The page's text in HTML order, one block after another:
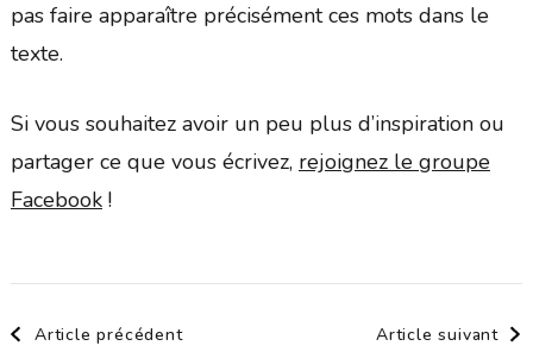
pas faire apparaître précisément ces mots dans le
texte.
Si vous souhaitez avoir un peu plus d’inspiration ou
partager ce que vous écrivez, rejoignez le groupe
Facebook!
Navigation
Article précédent Article suivant